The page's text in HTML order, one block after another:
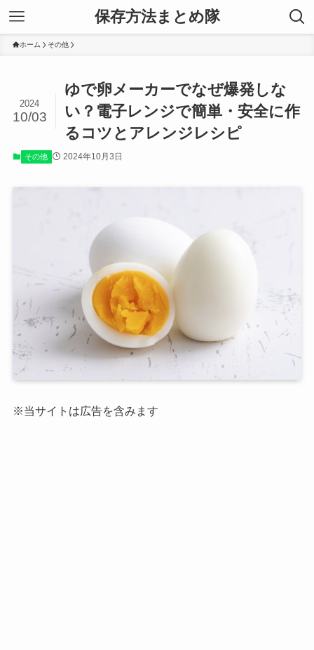
保存方法まとめ隊
ホーム その他
ゆで卵メーカーでなぜ爆発しな
い？電子レンジで簡単・安全に作
るコツとアレンジレシピ
2024
10/03
その他 2024年10月3日
※当サイトは広告を含みます